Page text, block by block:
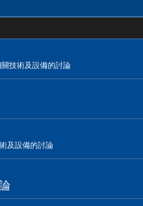
技術及設備的討論
及設備的討論